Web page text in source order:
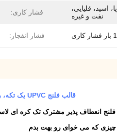
اسید، قلیایی،
نفت و غیره
فشار کاری:
فشار انفجار:
قالب فلنج UPVC یک تکه، رسانه آب سرد، مایعات ضعیف خورنده، اتصال انبساط لاستیکی برای فلنج UPVC، اتصالات انبساط EPDM